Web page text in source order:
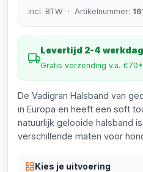
incl. BTW · Artikelnummer:
Levertijd 2-4
Gratis verzending v.a. €70*
De Vadigran Halsband van
in Europa en heeft een soft
natuurlijk gelooide halsband
verschillende maten voor
Kies je uitvoering